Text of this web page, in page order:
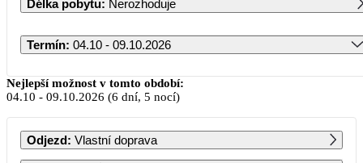
Délka pobytu: Nerozhoduje
Termín: 04.10 - 09.10.2026
Říjen 2026
PO ÚT ST ČT PÁ SO NE
Nejlepší možnost v tomto období:
04.10 - 09.10.2026 (6 dní, 5 nocí)
Odjezd: Vlastní doprava